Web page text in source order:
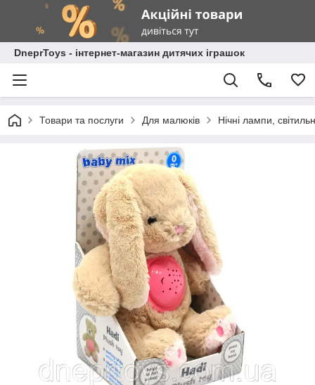
DneprToys - інтернет-магазин дитячих іграшок
Товари та послуги Для малюків Нічні лампи,